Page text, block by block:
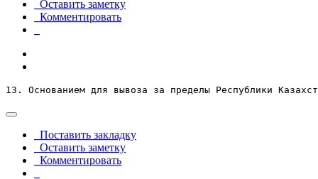
Оставить заметку
Комментировать
13. Основанием для вывоза за пределы Республики
Поставить закладку
Оставить заметку
Комментировать